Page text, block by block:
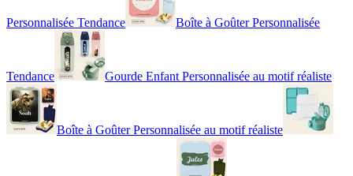
Personnalisée Tendance Boîte à Goûter Personnalisée
Tendance Gourde Enfant Personnalisée au motif réaliste
Boîte à Goûter Personnalisée au motif réaliste